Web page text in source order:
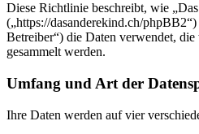
Diese Richtlinie beschreibt, wie
(„https://dasanderekind.ch/
Betreiber“) die Daten verwendet,
gesammelt werden.
Umfang und Art der
Ihre Daten werden auf vier